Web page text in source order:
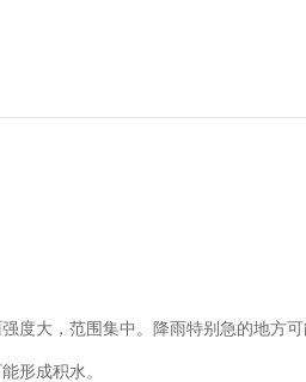
大，范围集中。降雨特别急的地方
形成积水。